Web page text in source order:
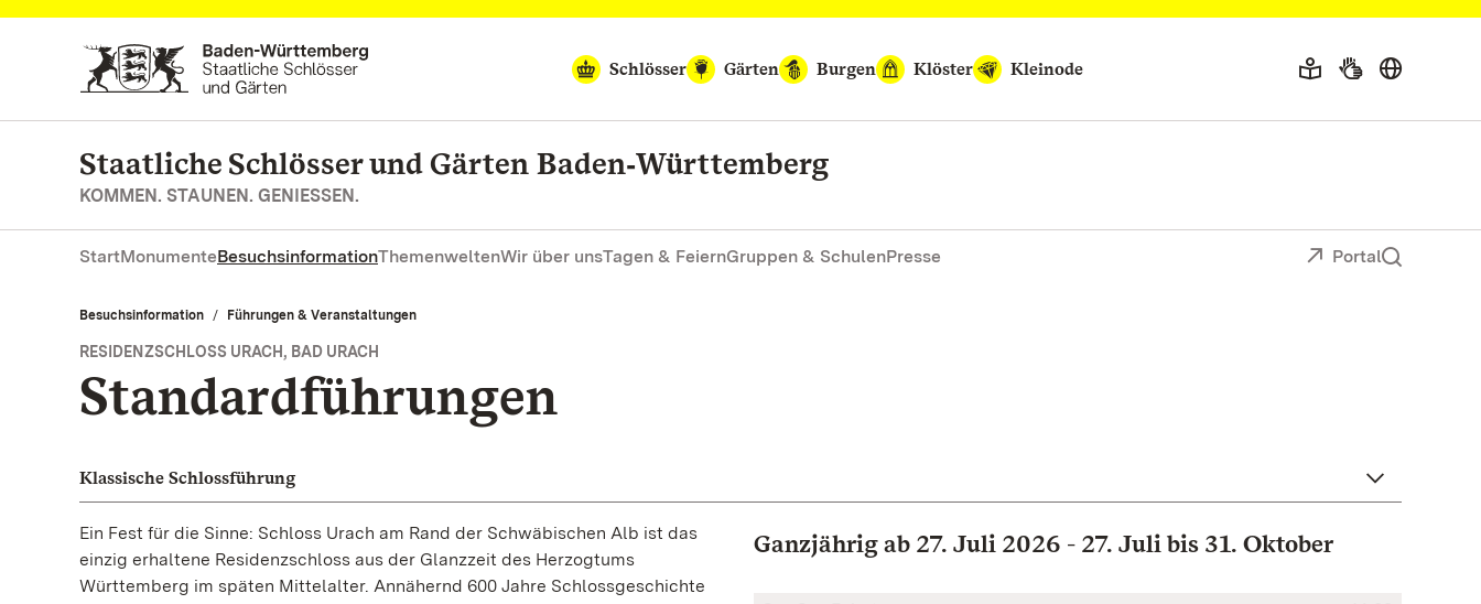
Zum Hauptinhalt springen
Schlösser
Gärten Burgen Klöster Kleinode
Staatliche Schlösser und Gärten Baden‑Württemberg
KOMMEN. STAUNEN. GENIESSEN.
StartMonumenteBesuchsinformationThemenweltenWir über unsTagen & FeiernGruppen & SchulenPresse Portal
Besuchsinformation Führungen & Veranstaltungen
RESIDENZSCHLOSS URACH, BAD URACH
Standardführungen
Klassische Schlossführung
Ein Fest für die Sinne: Schloss Urach am Rand der Schwäbischen Alb ist das
einzig erhaltene Residenzschloss aus der Glanzzeit des Herzogtums
Württemberg im späten Mittelalter. Annähernd 600 Jahre Schlossgeschichte
Ganzjährig ab 27. Juli 2026 - 27. Juli bis 31. Oktober